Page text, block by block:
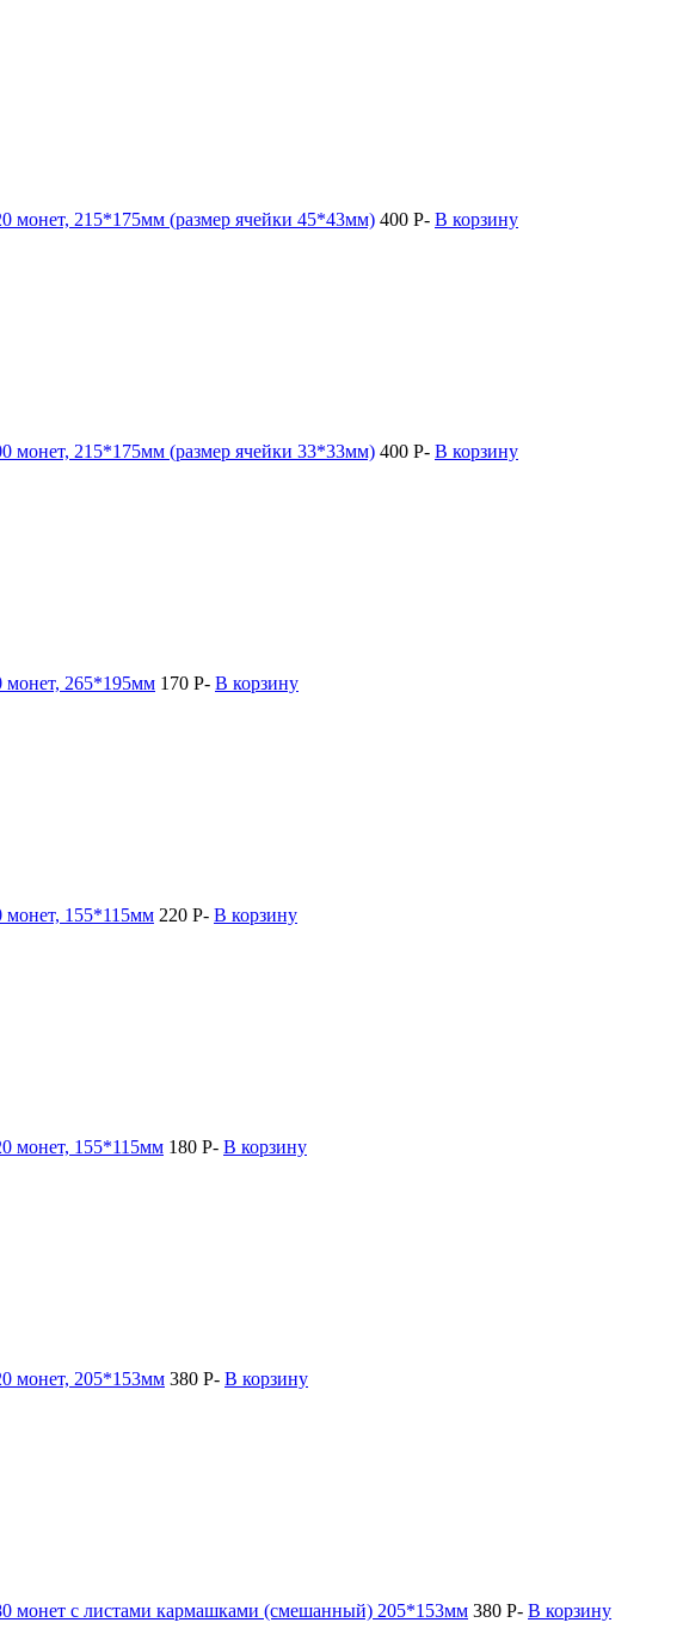
монет, 215*175мм (размер ячейки 45*43мм) 400 Р- В корзину
монет, 215*175мм (размер ячейки 33*33мм) 400 Р- В корзину
монет, 265*195мм 170 Р- В корзину
монет, 155*115мм 220 Р- В корзину
монет, 155*115мм 180 Р- В корзину
монет, 205*153мм 380 Р- В корзину
монет с листами кармашками (смешанный) 205*153мм 380 Р- В корзину